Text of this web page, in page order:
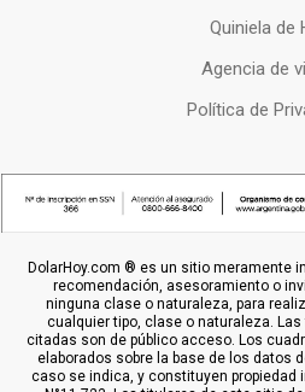
Quiniela de
Agencia de
Política de
DolarHoy.com ® es un sitio meramente
recomendación, asesoramiento o
ninguna clase o naturaleza, para
cualquier tipo, clase o naturaleza.
citadas son de público acceso. Los
elaborados sobre la base de los datos
caso se indica, y constituyen propiedad